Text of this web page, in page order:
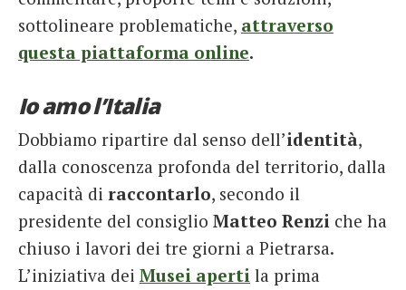
sottolineare problematiche, attraverso
questa piattaforma online.
Io amo l’Italia
Dobbiamo ripartire dal senso dell’identità,
dalla conoscenza profonda del territorio, dalla
capacità di raccontarlo, secondo il
presidente del consiglio Matteo Renzi che ha
chiuso i lavori dei tre giorni a Pietrarsa.
L’iniziativa dei Musei aperti la prima